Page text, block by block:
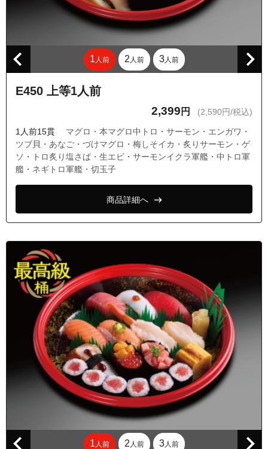
1人前 2 人前 3人前
E450 上等1人前
2,399 円 (2,590円/税込)
1人前15貫
マグロ・本マグロ中トロ・サーモン・エンガワ・
ツブ貝・あなご・づけマグロ・梅しそイカ・炙りサーモン・ゲ
ソ・トロ炙り塩さば・生エビ・サーモンイクラ軍艦・中トロ軍
艦・ネギトロ軍艦・切玉子
商品詳細へ
1人前 2 人前 3人前